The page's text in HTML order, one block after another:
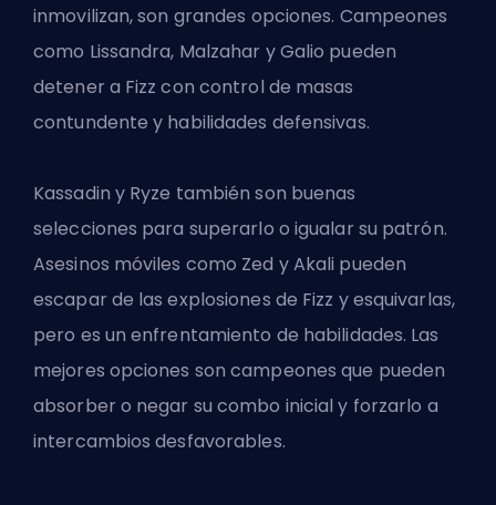
inmovilizan, son grandes opciones. Campeones
como Lissandra, Malzahar y Galio pueden
detener a Fizz con control de masas
contundente y habilidades defensivas.
Kassadin y Ryze también son buenas
selecciones para superarlo o igualar su patrón.
Asesinos móviles como Zed y Akali pueden
escapar de las explosiones de Fizz y esquivarlas,
pero es un enfrentamiento de habilidades. Las
mejores opciones son campeones que pueden
absorber o negar su combo inicial y forzarlo a
intercambios desfavorables.